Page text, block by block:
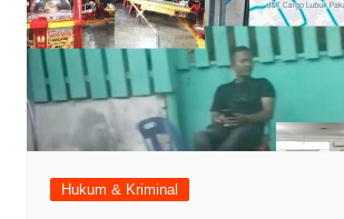
Hukum & Kriminal